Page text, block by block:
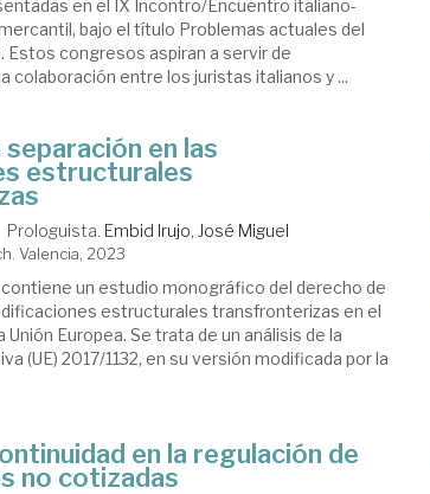
en el IX Incontro/Encuentro italiano-
bajo el título Problemas actuales del
Estos congresos aspiran a servir de
colaboración entre los juristas italianos y ...
en las
estructurales
Prologuista. Embid Irujo, José Miguel
Valencia, 2023
un estudio monográfico del derecho de
estructurales transfronterizas en el
Europea. Se trata de un análisis de la
(UE) 2017/1132, en su versión modificada por la
en la regulación de
no cotizadas